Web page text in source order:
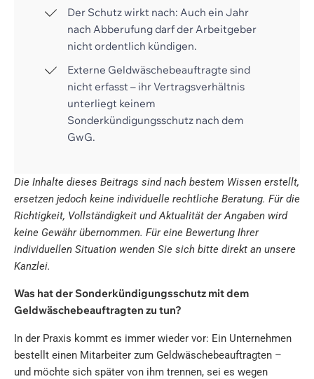
Der Schutz wirkt nach: Auch ein Jahr
nach Abberufung darf der Arbeitgeber
nicht ordentlich kündigen.
Externe Geldwäschebeauftragte sind
nicht erfasst – ihr Vertragsverhältnis
unterliegt keinem
Sonderkündigungsschutz nach dem
GwG.
Die Inhalte dieses Beitrags sind nach bestem Wissen erstellt,
ersetzen jedoch keine individuelle rechtliche Beratung. Für die
Richtigkeit, Vollständigkeit und Aktualität der Angaben wird
keine Gewähr übernommen. Für eine Bewertung Ihrer
individuellen Situation wenden Sie sich bitte direkt an unsere
Kanzlei.
Was hat der Sonderkündigungsschutz mit dem
Geldwäschebeauftragten zu tun?
In der Praxis kommt es immer wieder vor: Ein Unternehmen
bestellt einen Mitarbeiter zum Geldwäschebeauftragten –
und möchte sich später von ihm trennen, sei es wegen